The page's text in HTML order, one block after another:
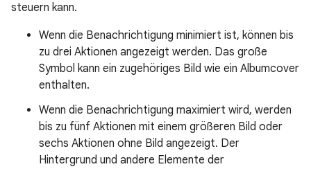
steuern kann.
Wenn die Benachrichtigung minimiert ist, können bis
zu drei Aktionen angezeigt werden. Das große
Symbol kann ein zugehöriges Bild wie ein Albumcover
enthalten.
Wenn die Benachrichtigung maximiert wird, werden
bis zu fünf Aktionen mit einem größeren Bild oder
sechs Aktionen ohne Bild angezeigt. Der
Hintergrund und andere Elemente der